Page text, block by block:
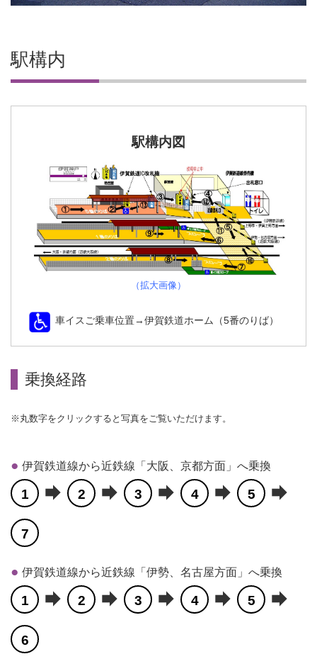
駅構内
駅構内図
（拡大画像）
車イスご乗車位置→伊賀鉄道ホーム（5番のりば）
乗換経路
※丸数字をクリックすると写真をご覧いただけます。
伊賀鉄道線から近鉄線「大阪、京都方面」へ乗換
1 forward 2 forward 3 forward 4 forward 5 forward
7
伊賀鉄道線から近鉄線「伊勢、名古屋方面」へ乗換
1 forward 2 forward 3 forward 4 forward 5 forward
6